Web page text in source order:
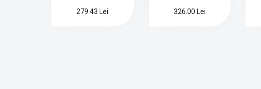
279.43 Lei 326.00 Lei